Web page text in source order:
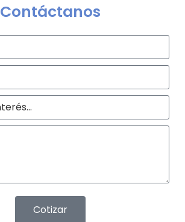
Contáctanos
Cotizar